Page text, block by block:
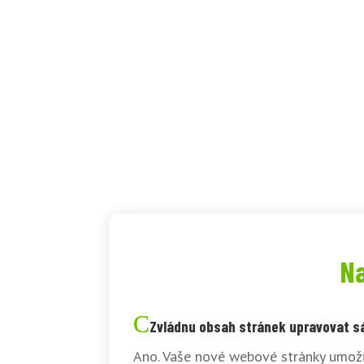
Zvládnu obsah stránek upravovat
Ano. Vaše nové webové stránky